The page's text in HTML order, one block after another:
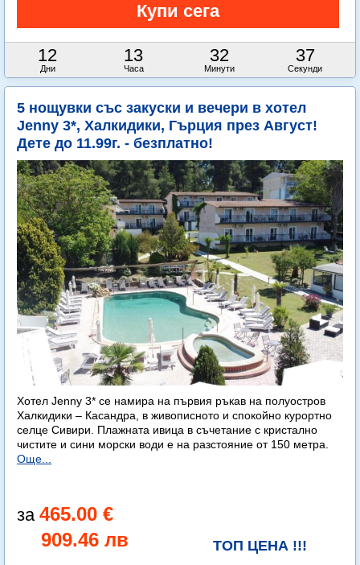
12
Дни
13
Часа
32
Минути
36
Секунди
5 нощувки със закуски и вечери в хотел
Jenny 3*, Халкидики, Гърция през Август!
Дете до 11.99г. - безплатно!
Хотел Jenny 3* се намира на първия ръкав на полуостров
Халкидики – Касандра, в живописното и спокойно курортно
селце Сивири. Плажната ивица в съчетание с кристално
чистите и сини морски води е на разстояние от 150 метра.
Още...
465.00 €
909.46 лв
ТОП ЦЕНА !!!